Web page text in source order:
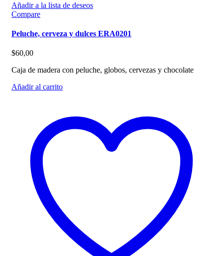
Añadir a la lista de deseos
Compare
Peluche, cerveza y dulces ERA0201
$60,00
Caja de madera con peluche, globos, cervezas y chocolate
Añadir al carrito